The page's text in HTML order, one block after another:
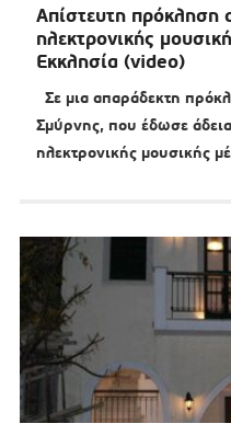
Απίστευτη πρόκληση
ηλεκτρονικής
Εκκλησία (video)
Σε μια απαράδεκτη
Σμύρνης, που έδωσε
ηλεκτρονικής μουσικής